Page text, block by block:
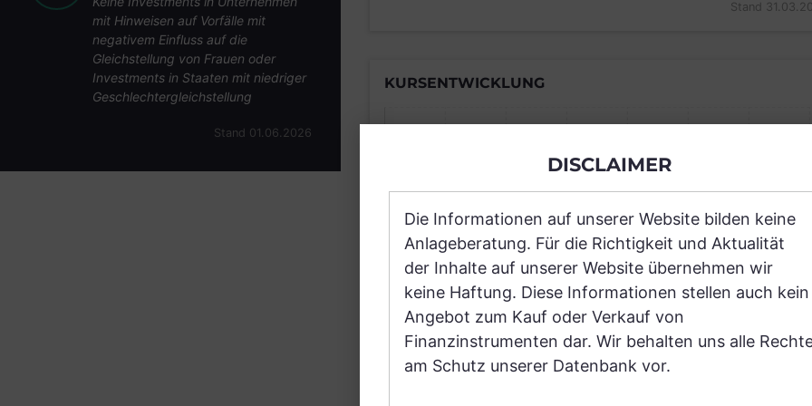
mit Hinweisen auf Vorfälle mit
negativem Einfluss auf die
Gleichstellung von Frauen oder
Investments in Staaten mit niedriger
Geschlechtergleichstellung
Stand 01.06.2026
Stand
KURSENTWICKLUNG
Einfach und kostenlos registrieren,
JETZT
BRANCHEN
DISCLAIMER
Die Informationen auf unserer Website bilden keine
Anlageberatung. Für die Richtigkeit und Aktualität
der Inhalte auf unserer Website übernehmen wir
keine Haftung. Diese Informationen stellen auch kein
Angebot zum Kauf oder Verkauf von
Finanzinstrumenten dar. Wir behalten uns alle
am Schutz unserer Datenbank vor.